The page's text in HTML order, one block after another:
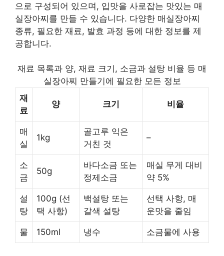
으로 구성되어 있으며, 입맛을 사로잡는 맛있는 매
실장아찌를 만들 수 있습니다. 다양한 매실장아찌
종류, 필요한 재료, 발효 과정 등에 대한 정보를 제
공합니다.
재료 목록과 양, 재료 크기, 소금과 설탕 비율 등 매
실장아찌 만들기에 필요한 모든 정보
재
료
양 크기 비율
매
실
1kg
골고루 익은
거친 것
–
소
금
50g
바다소금 또는
정제소금
매실 무게 대비
약 5%
설
탕
100g (선
택 사항)
백설탕 또는
갈색 설탕
선택 사항, 매
운맛을 줄임
물 150ml 냉수 소금물에 사용